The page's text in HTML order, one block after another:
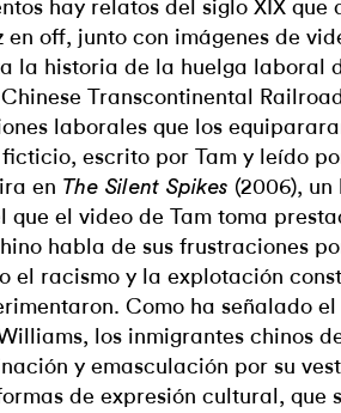
hay relatos del siglo XIX
en off, junto con imágenes de
la historia de la huelga laboral
Transcontinental
laborales que los
ficticio, escrito por Tam y leído
en The Silent Spikes (2006),
que el video de Tam toma
habla de sus frustraciones
el racismo y la explotación
Como ha señalado
los inmigrantes chinos
y emasculación por su
de expresión cultural, que